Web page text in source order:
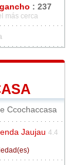
: 237
más cerca
Ccochaccasa
Jaujau 4.4